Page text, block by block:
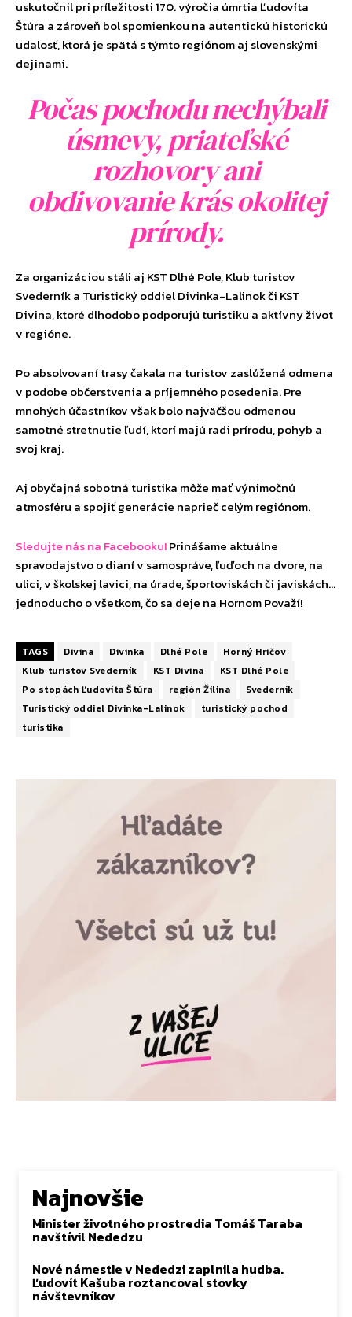
uskutočnil pri príležitosti 170. výročia úmrtia Ľudovíta
Štúra a zároveň bol spomienkou na autentickú historickú
udalosť, ktorá je spätá s týmto regiónom aj slovenskými
dejinami.
Počas pochodu nechýbali
úsmevy, priateľské
rozhovory ani
obdivovanie krás okolitej
prírody.
Za organizáciou stáli aj KST Dlhé Pole, Klub turistov
Svederník a Turistický oddiel Divinka-Lalinok či KST
Divina, ktoré dlhodobo podporujú turistiku a aktívny život
v regióne.
Po absolvovaní trasy čakala na turistov zaslúžená odmena
v podobe občerstvenia a príjemného posedenia. Pre
mnohých účastníkov však bolo najväčšou odmenou
samotné stretnutie ľudí, ktorí majú radi prírodu, pohyb a
svoj kraj.
Aj obyčajná sobotná turistika môže mať výnimočnú
atmosféru a spojiť generácie naprieč celým regiónom.
Sledujte nás na Facebooku!Prinášame aktuálne
spravodajstvo o dianí v samospráve, ľuďoch na dvore, na
ulici, v školskej lavici, na úrade, športoviskách či javiskách…
jednoducho o všetkom, čo sa deje na Hornom Považí!
TAGS Divina Divinka Dlhé Pole
Horný Hričov
Klub turistov Svederník
KST Divina
KST Dlhé Pole
Po stopách Ľudovíta Štúra
región Žilina
Svederník
Turistický oddiel Divinka-Lalinok
turistický pochod
turistika
Najnovšie
Minister životného prostredia Tomáš Taraba
navštívil Nededzu
Nové námestie v Nededzi zaplnila hudba.
Ľudovít Kašuba roztancoval stovky
návštevníkov